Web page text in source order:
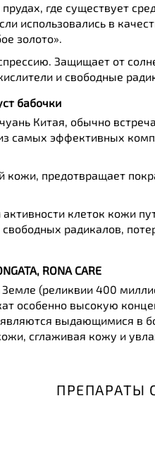
где существует
использовались в
золото».
Защищает от
и свободные
бабочки
Китая, обычно
самых эффективных
кожи, предотвращает
клеток кожи
радикалов,
RONA CARE
(реликвии 400
особенно высокую
выдающимися в
сглаживая кожу и
ПРЕПАРАТЫ